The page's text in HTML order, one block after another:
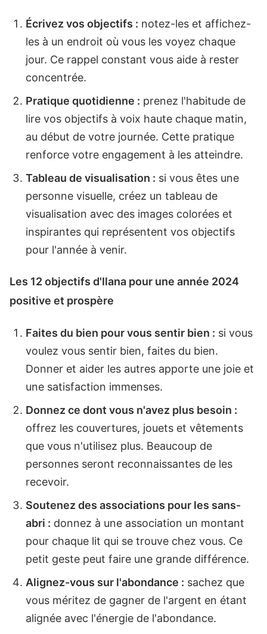
Écrivez vos objectifs : notez-les et affichez-
les à un endroit où vous les voyez chaque
jour. Ce rappel constant vous aide à rester
concentrée.
Pratique quotidienne : prenez l'habitude de
lire vos objectifs à voix haute chaque matin,
au début de votre journée. Cette pratique
renforce votre engagement à les atteindre.
Tableau de visualisation : si vous êtes une
personne visuelle, créez un tableau de
visualisation avec des images colorées et
inspirantes qui représentent vos objectifs
pour l'année à venir.
Les 12 objectifs d'Ilana pour une année 2024
positive et prospère
Faites du bien pour vous sentir bien : si vous
voulez vous sentir bien, faites du bien.
Donner et aider les autres apporte une joie et
une satisfaction immenses.
Donnez ce dont vous n'avez plus besoin :
offrez les couvertures, jouets et vêtements
que vous n'utilisez plus. Beaucoup de
personnes seront reconnaissantes de les
recevoir.
Soutenez des associations pour les sans-
abri : donnez à une association un montant
pour chaque lit qui se trouve chez vous. Ce
petit geste peut faire une grande différence.
Alignez-vous sur l'abondance : sachez que
vous méritez de gagner de l'argent en étant
alignée avec l'énergie de l'abondance.